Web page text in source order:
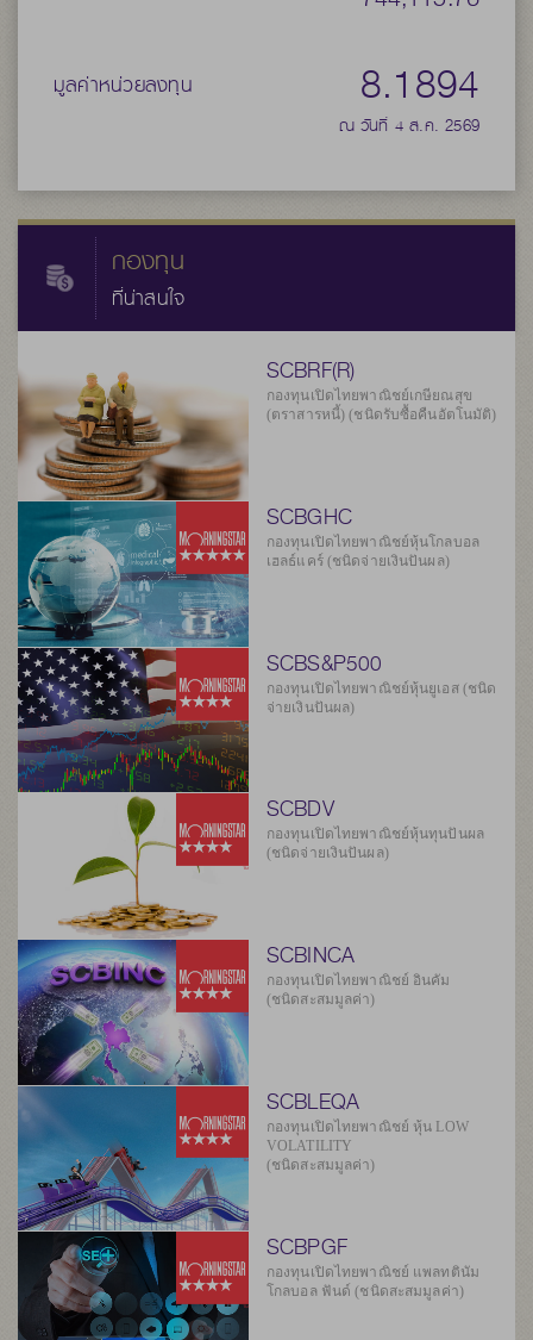
มูลค่าหน่วยลงทุน 8.1894
ณ วันที่ 4 ส.ค. 2569
กองทุน
ที่น่าสนใจ
SCBRF(R)
กองทุนเปิดไทยพาณิชย์เกษียณสุข
(ตราสารหนี้) (ชนิดรับซื้อคืนอัตโนมัติ)
SCBGHC
กองทุนเปิดไทยพาณิชย์หุ้นโกลบอล
เฮลธ์แคร์ (ชนิดจ่ายเงินปันผล)
SCBS&P500
กองทุนเปิดไทยพาณิชย์หุ้นยูเอส (ชนิด
จ่ายเงินปันผล)
SCBDV
กองทุนเปิดไทยพาณิชย์หุ้นทุนปันผล
(ชนิดจ่ายเงินปันผล)
SCBINCA
กองทุนเปิดไทยพาณิชย์ อินคัม
(ชนิดสะสมมูลค่า)
SCBLEQA
กองทุนเปิดไทยพาณิชย์ หุ้น LOW
VOLATILITY
(ชนิดสะสมมูลค่า)
SCBPGF
กองทุนเปิดไทยพาณิชย์ แพลทตินัม
โกลบอล ฟันด์ (ชนิดสะสมมูลค่า)